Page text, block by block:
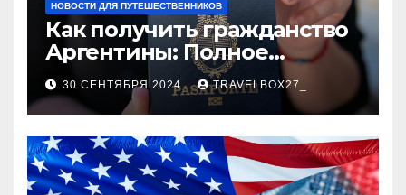
НОВОСТИ ДЛЯ ПУТЕШЕСТВЕННИКОВ
Как получить гражданство
Аргентины: Полное
руководство
30 СЕНТЯБРЯ 2024 TRAVELBOX27_